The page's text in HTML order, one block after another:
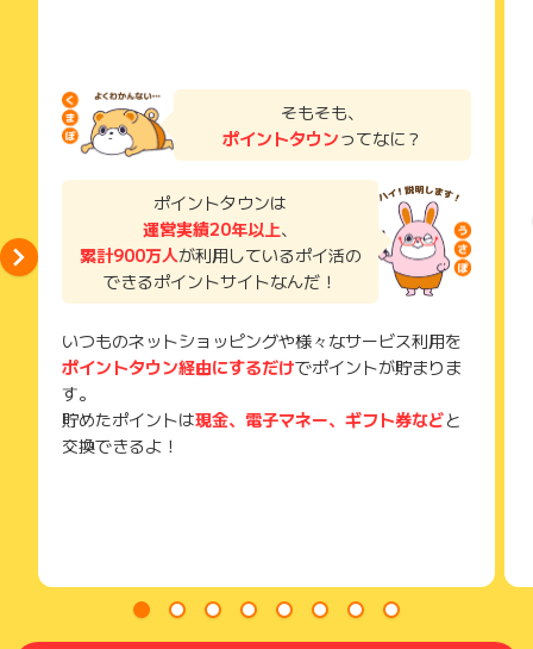
当サイトのポイント付与について広告主へ直接問合せする事を
固く禁じます。問合せた場合ポイント付与対象外と致します。
問い合わせた場合、いかなる理由があろうとポイント付与対象
※獲得時期は必ず期間中に認証可否が確定する事を保証するもの
ではございません。 あくまでも目安としてご参考にしてくださ
い。
※ポイントに関するお問い合わせは、ポイントタウンのサポート
までお問い合わせください。ポイントについて、広告主に直接
ざいます。
そもそも、
ポイントタウンってなに？
ポイントタウンは
運営実績20年以上、
累計900万人が利用しているポイ活の
できるポイントサイトなんだ！
いつものネットショッピングや様々なサービス利用を
ポイントタウン経由にするだけでポイントが貯まりま
す。
貯めたポイントは現金、電子マネー、ギフト券などと
交換できるよ！